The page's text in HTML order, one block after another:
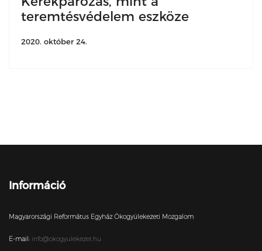
teremtésvédelem eszköze
2020. október 24.
Információ
Magyarországi Református Egyház Ökogyülekezeti Mozgalom
E-mail: info@okogyulekezet.hu